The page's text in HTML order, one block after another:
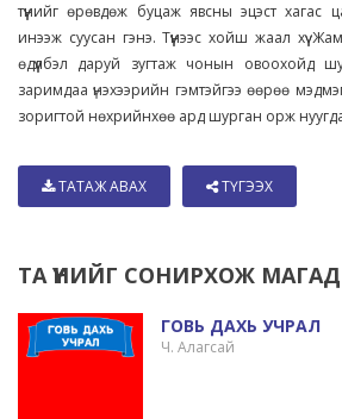
түүнийг өрөвдөж буцаж явсны эцэст
инээж суусан гэнэ. Түүнээс хойш жаал хүү
өдүүлбэл даруй зугтаж чонын овоохойд
заримдаа үнэхээрийн гэмтэйгээ өөрөө
зоригтой нөхрийнхөө ард шурган орж
ТАТАЖ АВАХ ТҮГЭЭХ
ТА ҮҮНИЙГ СОНИРХОЖ
ГОВЬ ДАХЬ УЧРАЛ
Ч. Алагсай